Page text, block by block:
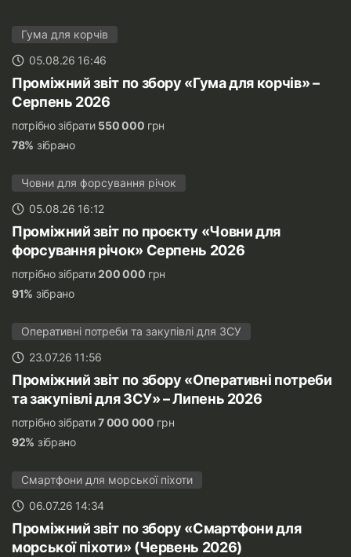
Гума для корчів
05.08.26 16:46
Проміжний звіт по збору «Гума для корчів» –
Серпень 2026
потрібно зібрати 550 000 грн
78% зібрано
Човни для форсування річок
05.08.26 16:12
Проміжний звіт по проєкту «Човни для
форсування річок» Серпень 2026
потрібно зібрати200 000 грн
91% зібрано
Оперативні потреби та закупівлі для ЗСУ
23.07.26 11:56
Проміжний звіт по збору «Оперативні потреби
та закупівлі для ЗСУ» – Липень 2026
потрібно зібрати7 000 000 грн
92% зібрано
Смартфони для морської піхоти
06.07.26 14:34
Проміжний звіт по збору «Смартфони для
морської піхоти» (Червень 2026)